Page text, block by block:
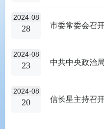
2024-08
28 市委常委会召
2024-08
23
2024-08
20